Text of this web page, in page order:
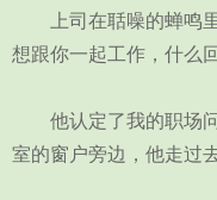
上司在聒噪的蝉鸣里
想跟你一起工作，什么
他认定了我的职场问
室的窗户旁边，他走过